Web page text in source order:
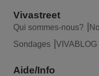
Vivastreet
Qui sommes-nous?
Sondages
VIVABLOG
Aide/Info